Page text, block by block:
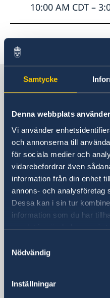
Samtycke
Denna webbplats
Vi använder
och annonserna till
för sociala medier och
vidarebefordrar även
information från din enhet
annons- och analysföretag
Dessa kan i sin tur
information som du har
samlat in när du har
Nödvändig
Inställningar
10:00 AM CDT –
Sverige i USA
Sveriges
generalkonsulat
USA, Washington
USA, Houston
USA, New York
USA, San
Tel:
Chicago, IL